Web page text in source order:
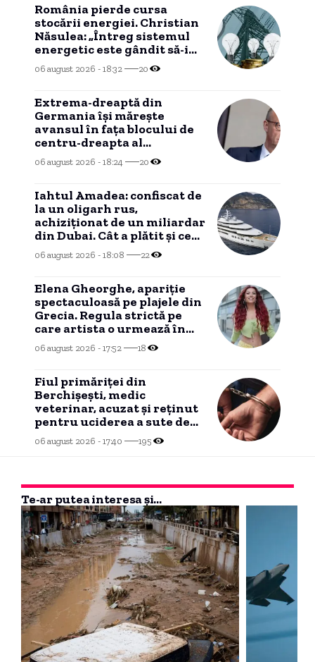
România pierde cursa
stocării energiei. Christian
Năsulea: „Întreg sistemul
energetic este gândit să-i
dezavantajeze pe cetățeni”
06 august 2026 - 18:32 20
Extrema-dreaptă din
Germania îşi măreşte
avansul în faţa blocului de
centru-dreapta al
cancelarului Friedrich Merz
(sondaj)
06 august 2026 - 18:24 20
Iahtul Amadea: confiscat de
la un oligarh rus,
achiziționat de un miliardar
din Dubai. Cât a plătit și ce
intenționează să facă cu el
noul proprietar.
06 august 2026 - 18:08 22
Elena Gheorghe, apariție
spectaculoasă pe plajele din
Grecia. Regula strictă pe
care artista o urmează în
vacanță.
06 august 2026 - 17:52 18
Fiul primăriței din
Berchișești, medic
veterinar, acuzat și reținut
pentru uciderea a sute de
câini
06 august 2026 - 17:40 195
Te-ar putea interesa și...